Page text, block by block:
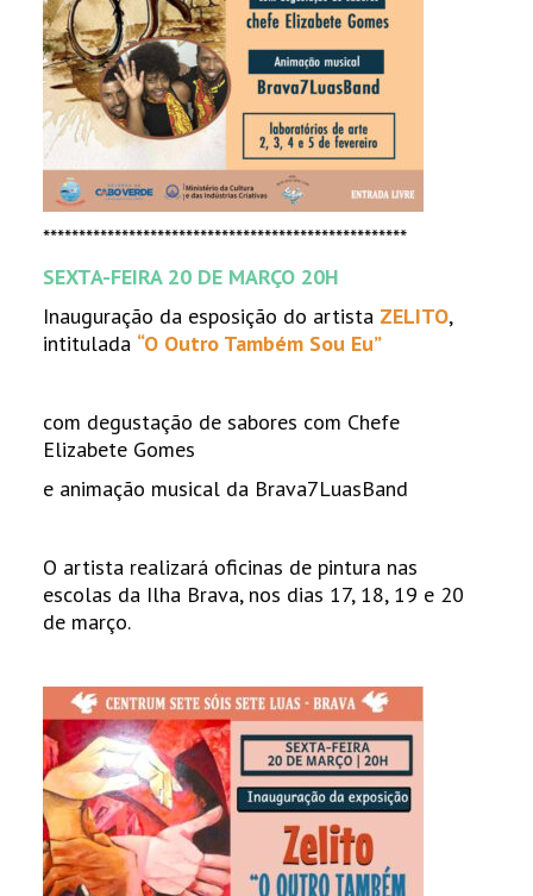
***************************************************
SEXTA-FEIRA 20 DE MARÇO 20H
Inauguração da esposição do artista ZELITO,
intitulada “O Outro Também Sou Eu”
com degustação de sabores com Chefe
Elizabete Gomes
e animação musical da Brava7LuasBand
O artista realizará oficinas de pintura nas
escolas da Ilha Brava, nos dias 17, 18, 19 e 20
de março.